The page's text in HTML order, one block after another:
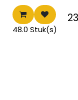
48.0 Stuk(s)